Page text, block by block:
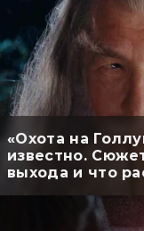
«Охота на
известно.
выхода и что